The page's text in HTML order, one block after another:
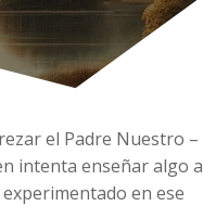
el Padre Nuestro –
intenta enseñar algo a
en ese